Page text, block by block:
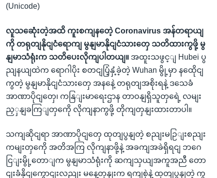
(Unicode)
လူသဆေုံးတဲ့အထိ ကူးစကျနတေဲ့ Coronavirus အန်တရာယျ
ကို တရုတျနိုငျငံရောကျ မွနျမာနိုငျငံသားတှေ သတိထားကွဖို့ မွ
နျမာသံရုံးက သတိပေးလိုကျပါတယျ။ အထူးသဖွင့ျ Hubei ပွ
ညျနယျထဲက ရောဂါပိုး စတငျပြံ့နှံ့ခဲ့တဲ့ Wuhan မွို့မှာ နထေိုငျ
ကွတဲ့ မွနျမာနိုငျငံသားတှေ အနနေဲ့ တရုတျအစိုးရနဲ့ ဒသေခံ
အာဏာပိုငျတှေ၊ ကနြျးမာရေးဌာန တာဝနျရှိသူတှရေဲ့ လမျး
ညှှနျခကြျတှကေို လိုကျနာကွဖို့ တိုကျတှနျးထားတာပါ။
သကျဆိုငျရာ အာဏာပိုငျတှေ ထုတျပွနျတဲ့ စညျးမဉြျးစညျး
ကမျးတှကေို အတိအကြ လိုကျနာဖို့နဲ့ အခကျအခဲရှိရငျ ဘဂေ
ငြျးမွို့တောျက မွနျမာသံရုံးကို ဆကျသှယျအကူအညီ တော
ငျးခံနိုငျကွောငျးလညျး မနေ့တုနျးက ရကျစှဲနဲ့ ထုတျပွနျတဲ့ ကွ